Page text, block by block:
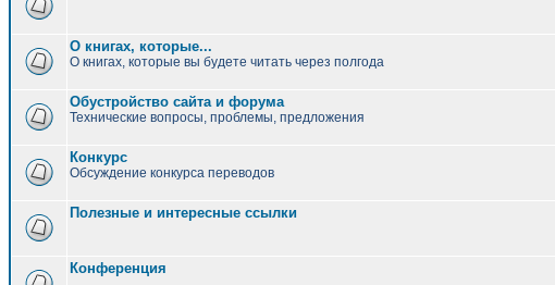
О книгах, которые...
О книгах, которые вы будете читать через полгода
Обустройство сайта и форума
Технические вопросы, проблемы, предложения
Конкурс
Обсуждение конкурса переводов
Полезные и интересные ссылки
Конференция